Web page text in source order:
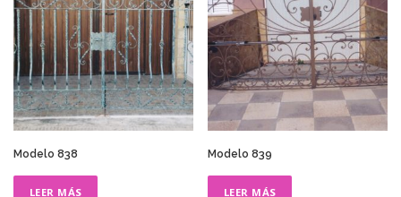
Modelo 838
LEER MÁS
Modelo 839
LEER MÁS